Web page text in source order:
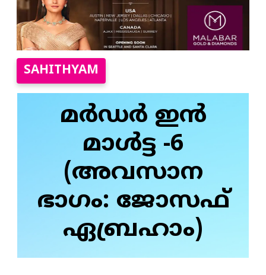
SAHITHYAM
മര്‍ഡര്‍ ഇന്‍
മാള്‍ട്ട -6
(അവസാന
ഭാഗം: ജോസഫ്
ഏബ്രഹാം)